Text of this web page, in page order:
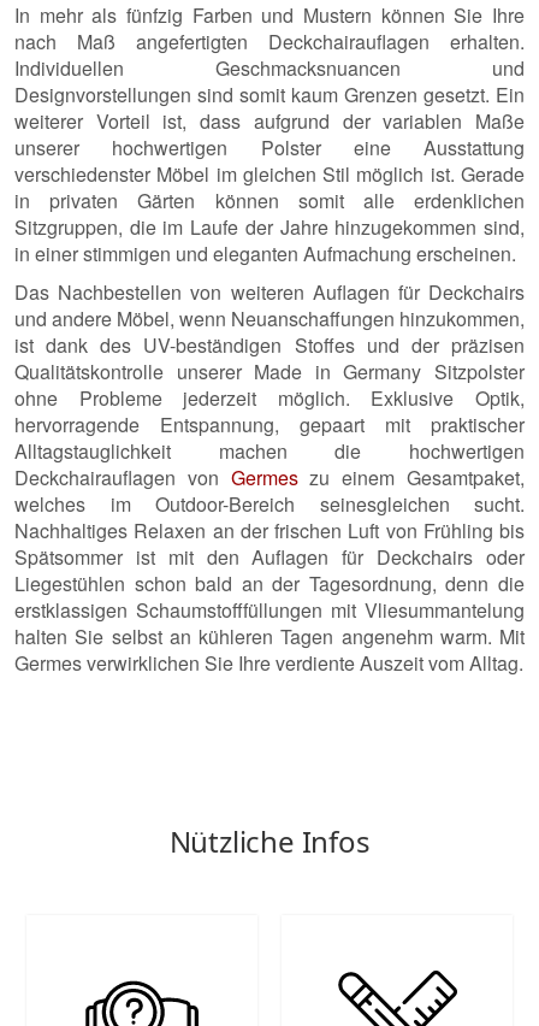
In mehr als fünfzig Farben und Mustern können Sie Ihre
nach Maß angefertigten Deckchairauflagen erhalten.
Individuellen Geschmacksnuancen und
Designvorstellungen sind somit kaum Grenzen gesetzt. Ein
weiterer Vorteil ist, dass aufgrund der variablen Maße
unserer hochwertigen Polster eine Ausstattung
verschiedenster Möbel im gleichen Stil möglich ist. Gerade
in privaten Gärten können somit alle erdenklichen
Sitzgruppen, die im Laufe der Jahre hinzugekommen sind,
in einer stimmigen und eleganten Aufmachung erscheinen.
Das Nachbestellen von weiteren Auflagen für Deckchairs
und andere Möbel, wenn Neuanschaffungen hinzukommen,
ist dank des UV-beständigen Stoffes und der präzisen
Qualitätskontrolle unserer Made in Germany Sitzpolster
ohne Probleme jederzeit möglich. Exklusive Optik,
hervorragende Entspannung, gepaart mit praktischer
Alltagstauglichkeit machen die hochwertigen
Deckchairauflagen von Germeszu einem Gesamtpaket,
welches im Outdoor-Bereich seinesgleichen sucht.
Nachhaltiges Relaxen an der frischen Luft von Frühling bis
Spätsommer ist mit den Auflagen für Deckchairs oder
Liegestühlen schon bald an der Tagesordnung, denn die
erstklassigen Schaumstofffüllungen mit Vliesummantelung
halten Sie selbst an kühleren Tagen angenehm warm. Mit
Germes verwirklichen Sie Ihre verdiente Auszeit vom Alltag.
Nützliche Infos